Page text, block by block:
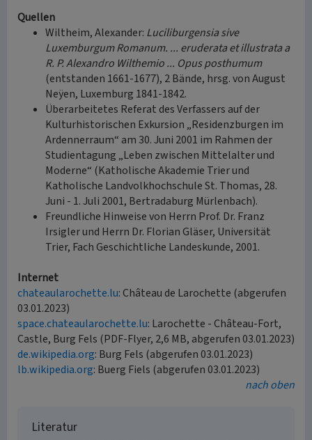
Quellen
Wiltheim, Alexander: Luciliburgensia sive
Luxemburgum Romanum. ... eruderata et illustrata a
R. P. Alexandro Wilthemio ... Opus posthumum
(entstanden 1661-1677), 2 Bände, hrsg. von August
Neÿen, Luxemburg 1841-1842.
Überarbeitetes Referat des Verfassers auf der
Kulturhistorischen Exkursion „Residenzburgen im
Ardennerraum“ am 30. Juni 2001 im Rahmen der
Studientagung „Leben zwischen Mittelalter und
Moderne“ (Katholische Akademie Trier und
Katholische Landvolkhochschule St. Thomas, 28.
Juni - 1. Juli 2001, Bertradaburg Mürlenbach).
Freundliche Hinweise von Herrn Prof. Dr. Franz
Irsigler und Herrn Dr. Florian Gläser, Universität
Trier, Fach Geschichtliche Landeskunde, 2001.
Internet
chateaularochette.lu: Château de Larochette (abgerufen
03.01.2023)
space.chateaularochette.lu: Larochette - Château-Fort,
Castle, Burg Fels (PDF-Flyer, 2,6 MB, abgerufen 03.01.2023)
de.wikipedia.org: Burg Fels (abgerufen 03.01.2023)
lb.wikipedia.org: Buerg Fiels (abgerufen 03.01.2023)
nach oben
Literatur